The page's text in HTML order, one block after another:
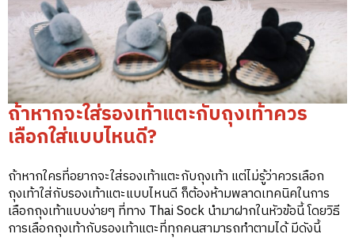
ถ้าหากจะใส่รองเท้าแตะกับถุงเท้าควร
เลือกใส่แบบไหนดี?
ถ้าหากใครที่อยากจะใส่รองเท้าแตะกับถุงเท้า แต่ไม่รู้ว่าควรเลือก
ถุงเท้าใส่กับรองเท้าแตะแบบไหนดี ก็ต้องห้ามพลาดเทคนิคในการ
เลือกถุงเท้าแบบง่ายๆ ที่ทาง Thai Sock นำมาฝากในหัวข้อนี้ โดยวิธี
การเลือกถุงเท้ากับรองเท้าแตะที่ทุกคนสามารถทำตามได้ มีดังนี้